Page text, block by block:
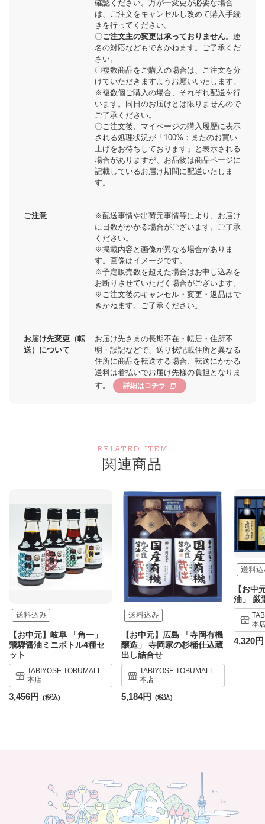
確認ください。万が一変更が必要な場合
は、ご注文をキャンセルし改めて購入手続
きを行ってください。
〇ご注文主の変更は承っておりません。連
名の対応などもできかねます。ご了承くだ
さい。
〇複数商品をご購入の場合は、ご注文を分
けていただきますようお願いいたします。
※複数個ご購入の場合、それぞれ配送を行
います。同日のお届けとは限りませんので
ご了承ください。
〇ご注文後、マイページの購入履歴に表示
される処理状況が「100%：またのお買い
上げをお待ちしております」と表示される
場合がありますが、お品物は商品ページに
記載しているお届け期間に配送いたしま
す。
ご注意
※配送事情や出荷元事情等により、お届け
に日数がかかる場合がございます。ご了承
ください。
※掲載内容と画像が異なる場合がありま
す。画像はイメージです。
※予定販売数を超えた場合はお申し込みを
お断りさせていただく場合がございます。
※ご注文後のキャンセル・変更・返品はで
きかねます。ご了承ください。
お届け先変更（転
送）について
お届け先さまの長期不在・転居・住所不
明・誤記などで、送り状記載住所と異なる
住所に商品を転送する場合、転送にかかる
送料は着払いでお届け先様の負担となりま
す。
詳細はコチラ
RELATED ITEM
関連商品
【お中元】岐阜 「角一」
飛騨醤油ミニボトル4種セ
ット
TABIYOSE TOBUMALL
本店
3,456円
【お中元】広島 「寺岡有機
醸造」 寺岡家の杉桶仕込蔵
出し詰合せ
TABIYOSE TOBUMALL
本店
5,184円
【お中
油」 厳
本
4,320円